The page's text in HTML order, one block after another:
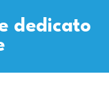
dedicato